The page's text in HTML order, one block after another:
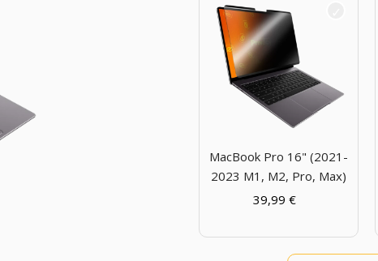
MacBook Pro 16" (2021-
2023 M1, M2, Pro, Max)
39,99€